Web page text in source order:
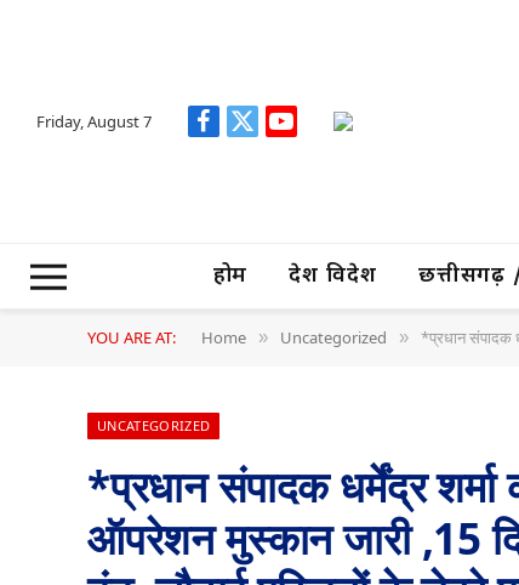
Friday, August 7 Facebook
X
YouTube
होम देश विदेश छत्तीसगढ़ /
YOU ARE AT: Home » Uncategorized » *प्रधान संपादक
UNCATEGORIZED
*प्रधान संपादक धर्मेंद्र
ऑपरेशन मुस्कान जारी ,15